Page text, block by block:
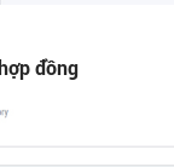
đồng